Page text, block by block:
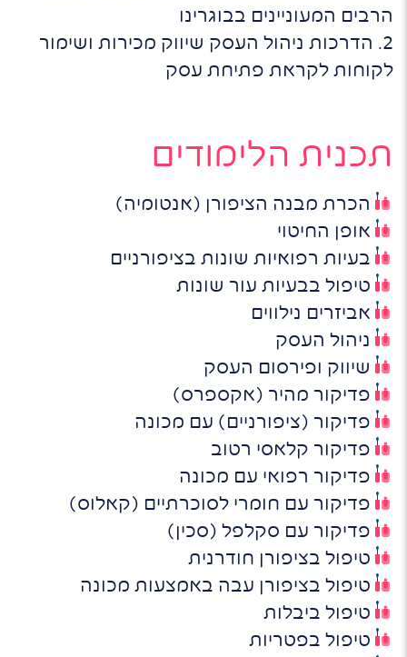
הרבים המעוניינים בבוגרינו
2. הדרכות ניהול העסק שיווק מכירות ושימור
לקוחות לקראת פתיחת עסק
תכנית הלימודים
הכרת מבנה הציפורן (אנטומיה)
אופן החיטוי
בעיות רפואיות שונות בציפורניים
טיפול בבעיות עור שונות
אביזרים נילווים
ניהול העסק
שיווק ופירסום העסק
פדיקור מהיר (אקספרס)
פדיקור (ציפורניים) עם מכונה
פדיקור קלאסי רטוב
פדיקור רפואי עם מכונה
פדיקור עם חומרי לסוכרתיים (קאלוס)
פדיקור עם סקלפל (סכין)
טיפול בציפורן חודרנית
טיפול בציפורן עבה באמצעות מכונה
טיפול ביבלות
טיפול בפטריות